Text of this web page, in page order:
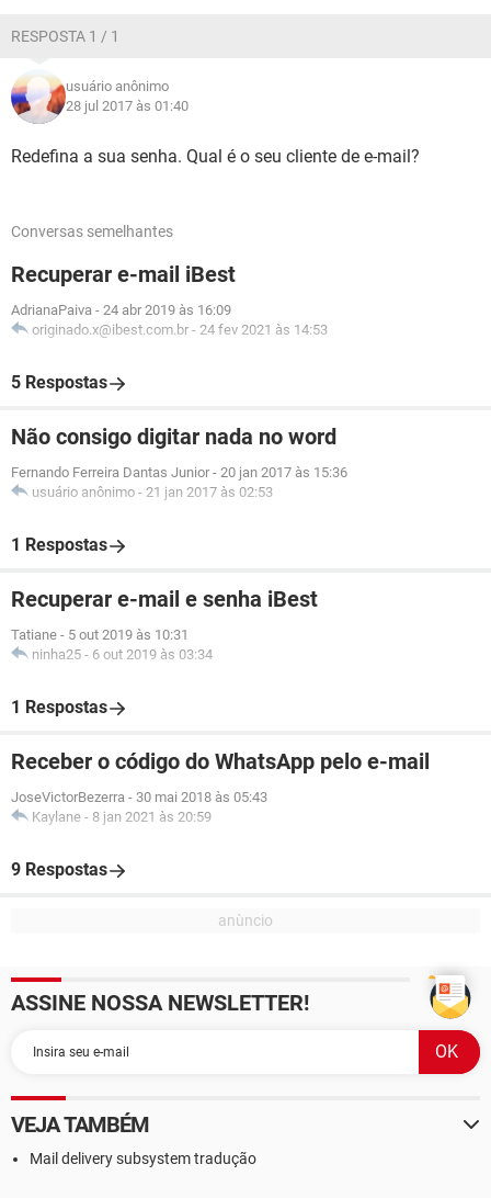
RESPOSTA 1 / 1
usuário anônimo
28 jul 2017 às 01:40
Redefina a sua senha. Qual é o seu cliente de e-mail?
Conversas semelhantes
Recuperar e-mail iBest
AdrianaPaiva - 24 abr 2019 às 16:09
originado.x@ibest.com.br - 24 fev 2021 às 14:53
5 Respostas
Não consigo digitar nada no word
Fernando Ferreira Dantas Junior - 20 jan 2017 às 15:36
usuário anônimo - 21 jan 2017 às 02:53
1 Respostas
Recuperar e-mail e senha iBest
Tatiane - 5 out 2019 às 10:31
ninha25 - 6 out 2019 às 03:34
1 Respostas
Receber o código do WhatsApp pelo e-mail
JoseVictorBezerra - 30 mai 2018 às 05:43
Kaylane - 8 jan 2021 às 20:59
9 Respostas
ASSINE NOSSA NEWSLETTER!
VEJA TAMBÉM
Mail delivery subsystem tradução